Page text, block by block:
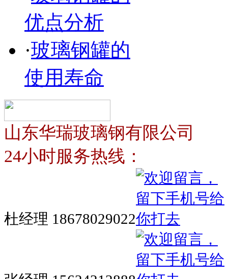
优点分析
·玻璃钢罐的
使用寿命
山东华瑞玻璃钢有限公司
24小时服务热线：
杜经理 18678029022